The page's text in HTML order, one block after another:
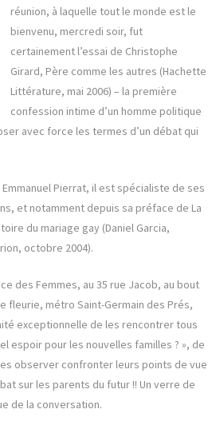
réunion, à laquelle tout le monde est le
bienvenu, mercredi soir, fut
certainement l’essai de Christophe
Girard, Père comme les autres (Hachette
Littérature, mai 2006) – la première
confession intime d’un homme politique
avec force les termes d’un débat qui
Emmanuel Pierrat, il est spécialiste de ses
et notamment depuis sa préface de La
du mariage gay (Daniel Garcia,
octobre 2004).
des Femmes, au 35 rue Jacob, au bout
fleurie, métro Saint-Germain des Prés,
exceptionnelle de les rencontrer tous
espoir pour les nouvelles familles ? », de
observer confronter leurs points de vue
sur les parents du futur !! Un verre de
de la conversation.